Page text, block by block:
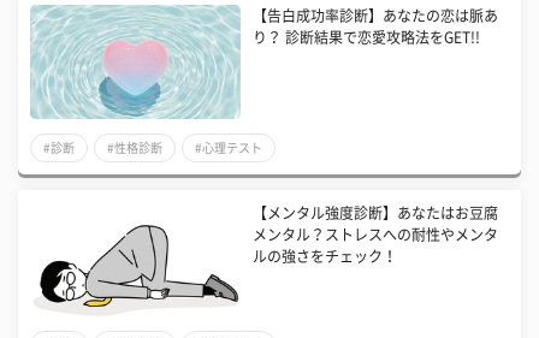
【告白成功率診断】あなたの恋は脈あ
り？ 診断結果で恋愛攻略法をGET!!
#診断 #性格診断 #心理テスト
【メンタル強度診断】あなたはお豆腐
メンタル？ストレスへの耐性やメンタ
ルの強さをチェック！